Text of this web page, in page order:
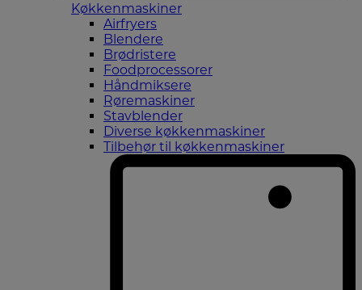
Køkkenmaskiner
Airfryers
Blendere
Brødristere
Foodprocessorer
Håndmiksere
Røremaskiner
Stavblender
Diverse køkkenmaskiner
Tilbehør til køkkenmaskiner